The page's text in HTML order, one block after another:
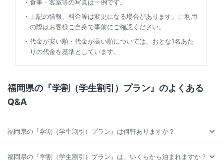
食事・客室等の写真は一例です。
上記の情報、料金等は変更になる場合があります。ご利用
の際はお客様ご自身で事前にご確認ください。
代金が安い順・代金が高い順については、おとな1名あた
りの代金を基準としています。
福岡県の『学割（学生割引）プラン』のよくある
Q&A
福岡県の『学割（学生割引）プラン』は何軒ありますか？
福岡県の『学割（学生割引）プラン』は、いくらから泊まれますか？